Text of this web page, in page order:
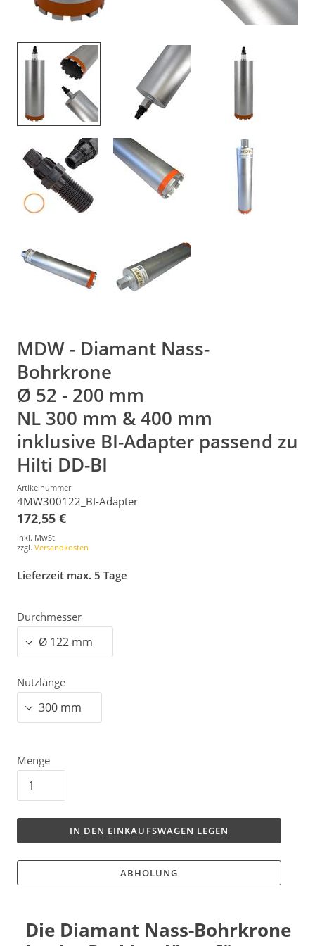
MDW - Diamant Nass-
Bohrkrone
Ø 52 - 200 mm
NL 300 mm & 400 mm
inklusive BI-Adapter passend zu
Hilti DD-BI
Artikelnummer
4MW300122_BI-Adapter
172,55 €
inkl. MwSt.
zzgl. Versandkosten
Lieferzeit max. 5 Tage
Durchmesser
Nutzlänge
Menge
IN DEN EINKAUFSWAGEN LEGEN
ABHOLUNG
Die Diamant Nass-Bohrkrone